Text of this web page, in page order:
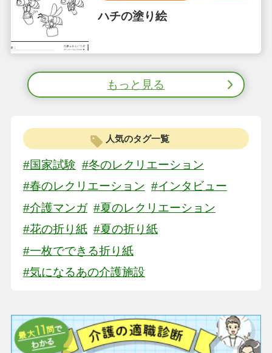
ハチの塗り絵
もっと見る
人気のタグ一覧
#国家試験 #冬のレクリエーション
#春のレクリエーション #インタビュー
#介護マンガ #夏のレクリエーション
#花の折り紙 #夏の折り紙
#一枚でできる折り紙
#気になるあの介護施設